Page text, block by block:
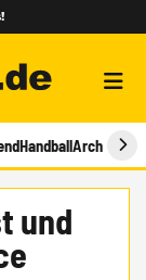
HandballArchiv
und